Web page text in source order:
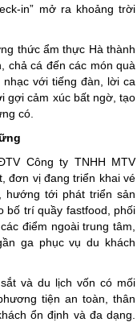
in” mở ra khoảng trời
thức ẩm thực Hà thành
chả cá đến các món quà
với tiếng đàn, lời ca
gợi cảm xúc bất ngờ, tạo
có.
Công ty TNHH MTV
đơn vị đang triển khai vé
hướng tới phát triển sản
bố trí quầy fastfood, phối
điểm ngoài trung tâm,
ga phục vụ du khách
và du lịch vốn có mối
tiện an toàn, thân
ổn định và đa dạng.